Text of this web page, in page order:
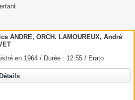
ANDRE, ORCH. LAMOUREUX,André
en 1964 / Durée : 12:55 / Erato
Détails